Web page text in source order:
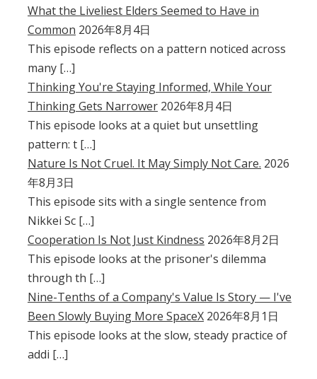
What the Liveliest Elders Seemed to Have in
Common 2026年8月4日
This episode reflects on a pattern noticed across
many […]
Thinking You're Staying Informed, While Your
Thinking Gets Narrower 2026年8月4日
This episode looks at a quiet but unsettling
pattern: t […]
Nature Is Not Cruel. It May Simply Not Care. 2026
年8月3日
This episode sits with a single sentence from
Nikkei Sc […]
Cooperation Is Not Just Kindness 2026年8月2日
This episode looks at the prisoner's dilemma
through th […]
Nine-Tenths of a Company's Value Is Story — I've
Been Slowly Buying More SpaceX 2026年8月1日
This episode looks at the slow, steady practice of
addi […]